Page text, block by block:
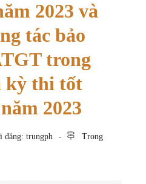
2023 và
tác bảo
trong
kỳ thi tốt
2023
đăng: trungph
Trong